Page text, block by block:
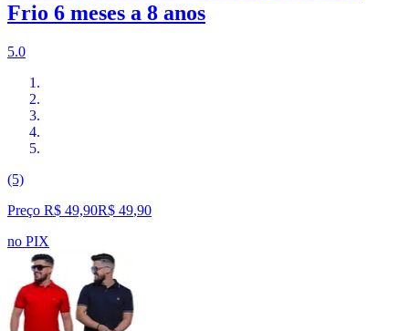
Frio 6 meses a 8 anos
5.0
(5)
Preço R$ 49,90R$ 49,90
no PIX